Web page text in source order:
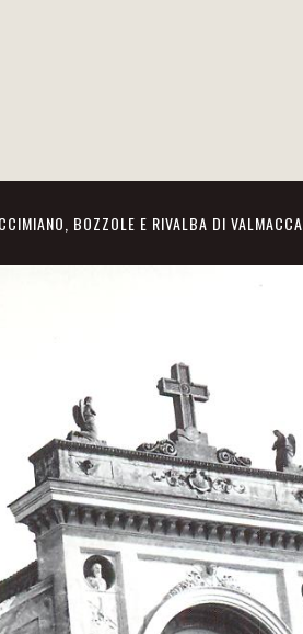
BOZZOLE E RIVALBA DI VALMACCA